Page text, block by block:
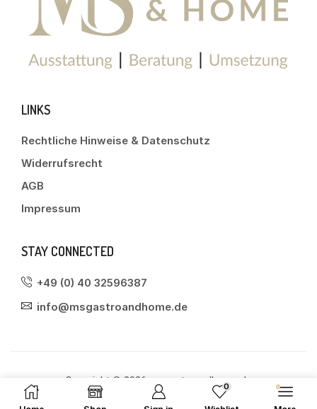
LINKS
Rechtliche Hinweise & Datenschutz
Widerrufsrecht
AGB
Impressum
STAY CONNECTED
+49 (0) 40 32596387
info@msgastroandhome.de
Copyright © 2026 msgastroandhome.de
0